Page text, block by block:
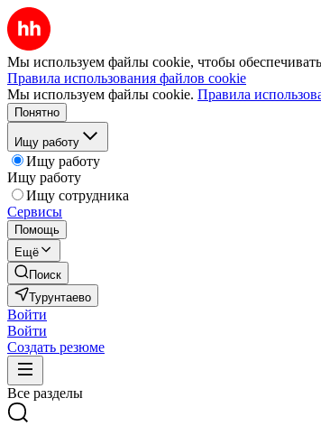
Мы используем файлы cookie, чтобы
Правила использования файлов cookie
Мы используем файлы cookie. Правила
Понятно
Ищу работу
Ищу работу
Ищу работу
Ищу сотрудника
Сервисы
Помощь
Ещё
Поиск
Турунтаево
Войти
Войти
Создать резюме
Все разделы